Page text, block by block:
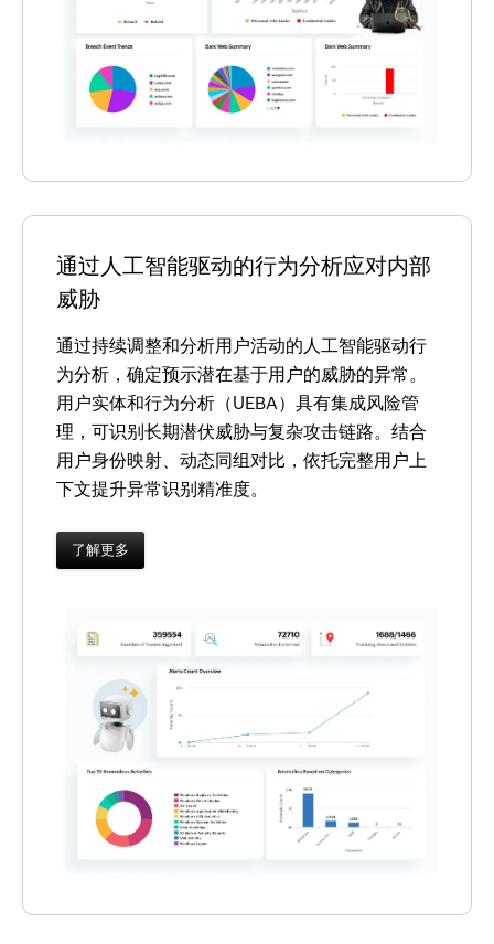
通过人工智能驱动的行为分析应对内部
威胁
通过持续调整和分析用户活动的人工智能驱动行
为分析，确定预示潜在基于用户的威胁的异常。
用户实体和行为分析（UEBA）具有集成风险管
理，可识别长期潜伏威胁与复杂攻击链路。结合
用户身份映射、动态同组对比，依托完整用户上
下文提升异常识别精准度。
了解更多